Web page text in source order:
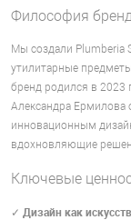
Философия
Мы создали Plumberia
утилитарные
бренд родился в 2023
Александра Ермилова
инновационным
вдохновляющие
Ключевые
✓ Дизайн как